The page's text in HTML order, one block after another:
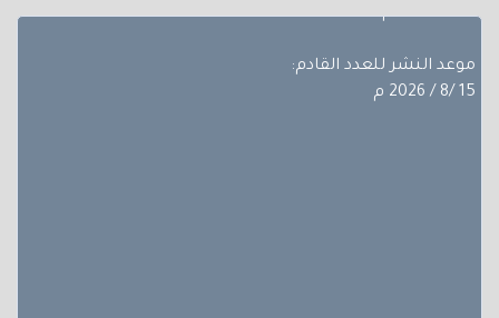
موعد النشر للعدد القادم:
15 /8 / 2026 م